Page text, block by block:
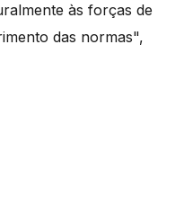
às forças de
das normas",